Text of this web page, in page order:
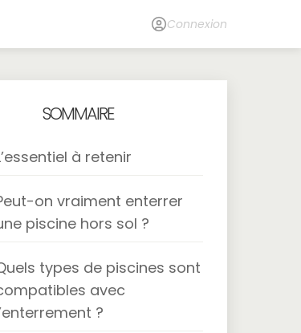
Connexion
SOMMAIRE
à retenir
on vraiment enterrer
piscine hors sol ?
types de piscines sont
avec
?